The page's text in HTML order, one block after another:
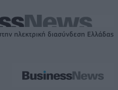
ηλεκτρική διασύνδεση Ελλάδας